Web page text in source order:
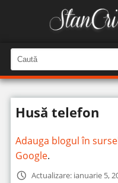
a
u
t
n
C
a
u
î
n
t
Husă telefon
Adauga blogul în
Google.
Actualizare: ianuarie 5,